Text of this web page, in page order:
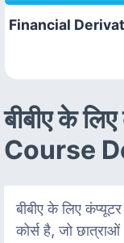
Financial
बीबीए के
Course
बीबीए के लिए
कोर्स है, जो